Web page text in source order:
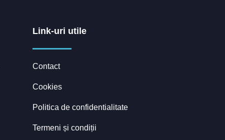
Link-uri utile
Contact
Cookies
Politica de confidentialitate
Termeni și condiții